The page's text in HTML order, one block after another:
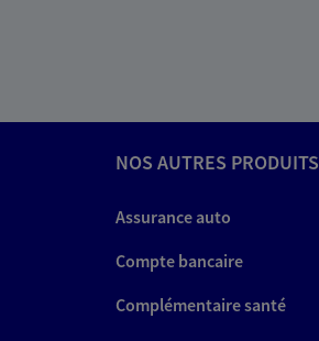
NOS AUTRES PRODUITS
Assurance auto
Compte bancaire
Complémentaire santé